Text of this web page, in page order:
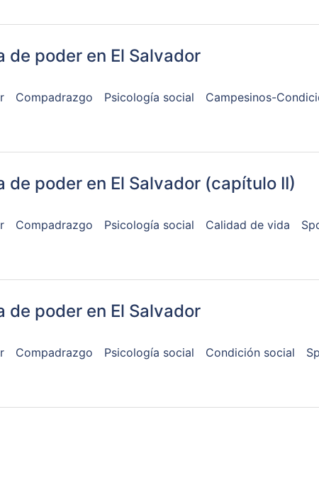
de poder en El Salvador
Compadrazgo Psicología social Campesinos-
poder en El Salvador (capítulo II)
Compadrazgo Psicología social Calidad de vida
de poder en El Salvador
Compadrazgo Psicología social Condición social